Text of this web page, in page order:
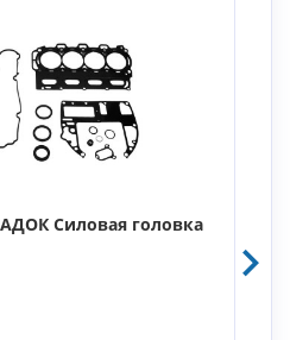
Силовая головка